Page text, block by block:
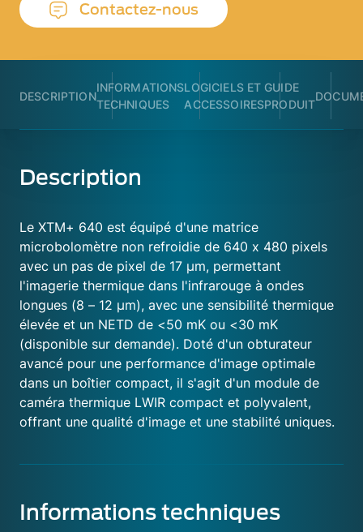
Contactez-nous
DESCRIPTION
INFORMATIONS
TECHNIQUES
LOGICIELS ET
ACCESSOIRES
GUIDE
PRODUIT
Description
Le XTM+ 640 est équipé d'une matrice
microbolomètre non refroidie de 640 x 480 pixels
avec un pas de pixel de 17 μm, permettant
l'imagerie thermique dans l'infrarouge à ondes
longues (8 – 12 μm), avec une sensibilité thermique
élevée et un NETD de <50 mK ou <30 mK
(disponible sur demande). Doté d'un obturateur
avancé pour une performance d'image optimale
dans un boîtier compact, il s'agit d'un module de
caméra thermique LWIR compact et polyvalent,
offrant une qualité d'image et une stabilité uniques.
Informations techniques